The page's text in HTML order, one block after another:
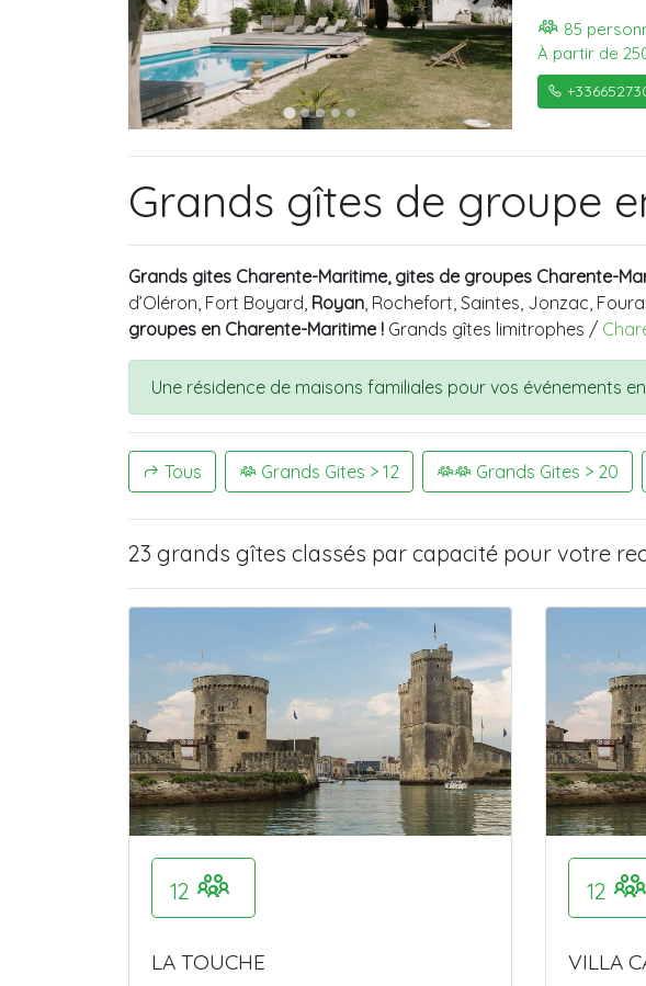
85
À partir de
Grands gîtes de groupe
Grands gites Charente-Maritime, gites de groupes Charente-
d’Oléron, Fort Boyard, Royan, Rochefort, Saintes, Jonzac,
groupes en Charente-Maritime ! Grands gîtes limitrophes /
Une résidence de maisons familiales pour vos événements
Tous Grands Gites > 12 Grands Gites > 20
23 grands gîtes classés par capacité pour votre
12
LA TOUCHE
12
VILLA